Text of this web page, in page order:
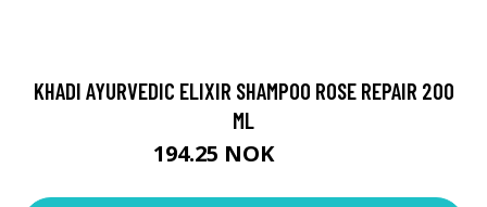
KHADI AYURVEDIC ELIXIR SHAMPOO ROSE REPAIR 200
ML
194.25 NOK